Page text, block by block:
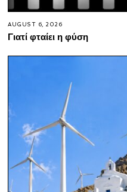
AUGUST 6, 2026
Γιατί φταίει η φύση